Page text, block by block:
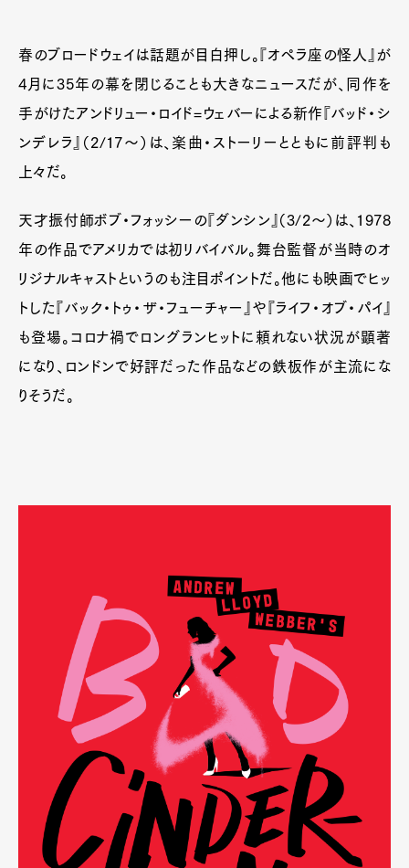
春のブロードウェイは話題が目白押し。『オペラ座の怪人』が
4月に35年の幕を閉じることも大きなニュースだが、同作を
手がけたアンドリュー・ロイド=ウェバーによる新作『バッド・シ
ンデレラ』（2/17～）は、楽曲・ストーリーとともに前評判も
上々だ。
天才振付師ボブ・フォッシーの『ダンシン』（3/2～）は、1978
年の作品でアメリカでは初リバイバル。舞台監督が当時のオ
リジナルキャストというのも注目ポイントだ。他にも映画でヒッ
トした『バック・トゥ・ザ・フューチャー』や『ライフ・オブ・パイ』
も登場。コロナ禍でロングランヒットに頼れない状況が顕著
になり、ロンドンで好評だった作品などの鉄板作が主流にな
りそうだ。